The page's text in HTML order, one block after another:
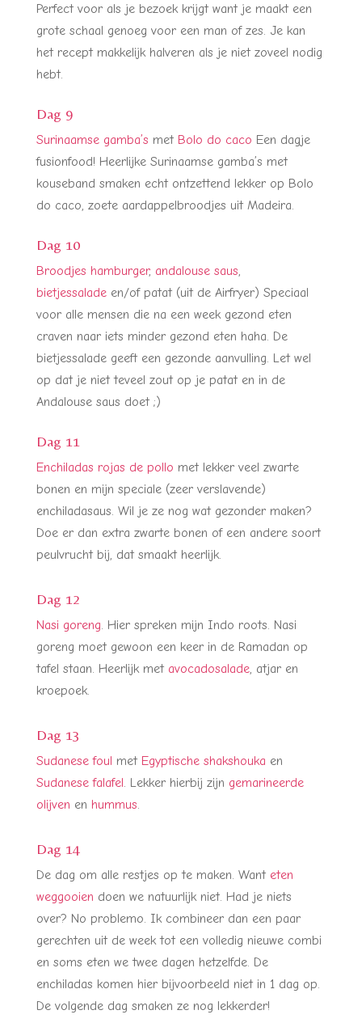
Perfect voor als je bezoek krijgt want je maakt een
grote schaal genoeg voor een man of zes. Je kan
het recept makkelijk halveren als je niet zoveel nodig
hebt.
Dag 9
Surinaamse gamba’s met Bolo do caco Een dagje
fusionfood! Heerlijke Surinaamse gamba’s met
kouseband smaken echt ontzettend lekker op Bolo
do caco, zoete aardappelbroodjes uit Madeira.
Dag 10
Broodjes hamburger, andalouse saus,
bietjessaladeen/of patat (uit de Airfryer) Speciaal
voor alle mensen die na een week gezond eten
craven naar iets minder gezond eten haha. De
bietjessalade geeft een gezonde aanvulling. Let wel
op dat je niet teveel zout op je patat en in de
Andalouse saus doet ;)
Dag 11
Enchiladas rojas de pollo met lekker veel zwarte
bonen en mijn speciale (zeer verslavende)
enchiladasaus. Wil je ze nog wat gezonder maken?
Doe er dan extra zwarte bonen of een andere soort
peulvrucht bij, dat smaakt heerlijk.
Dag 12
Nasi goreng. Hier spreken mijn Indo roots. Nasi
goreng moet gewoon een keer in de Ramadan op
tafel staan. Heerlijk met avocadosalade, atjar en
kroepoek.
Dag 13
Sudanese foul met Egyptische shakshouka en
Sudanese falafel. Lekker hierbij zijn gemarineerde
olijven en hummus.
Dag 14
De dag om alle restjes op te maken. Want eten
weggooien doen we natuurlijk niet. Had je niets
over? No problemo. Ik combineer dan een paar
gerechten uit de week tot een volledig nieuwe combi
en soms eten we twee dagen hetzelfde. De
enchiladas komen hier bijvoorbeeld niet in 1 dag op.
De volgende dag smaken ze nog lekkerder!